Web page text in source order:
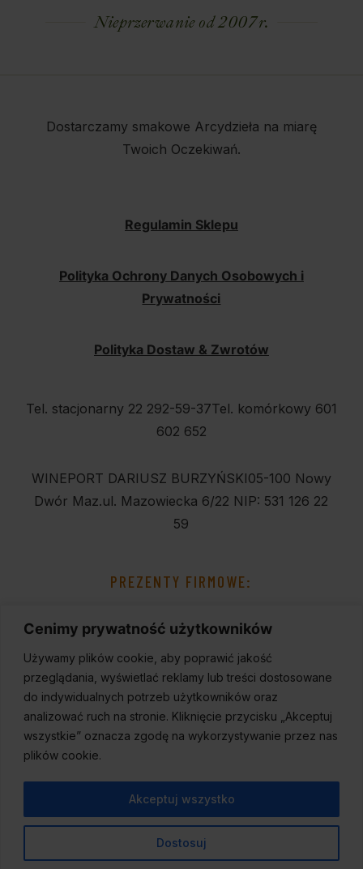
Cenimy prywatność użytkowników
Używamy plików cookie, aby poprawić jakość
przeglądania, wyświetlać reklamy lub treści dostosowane
do indywidualnych potrzeb użytkowników oraz
analizować ruch na stronie. Kliknięcie przycisku „Akceptuj
wszystkie” oznacza zgodę na wykorzystywanie przez nas
plików cookie.
Dostosuj
Akceptuj wszystko
Nieprzerwanie od 2007 r.
Dostarczamy smakowe Arcydzieła na miarę
Twoich Oczekiwań.
Regulamin Sklepu
Polityka Ochrony Danych Osobowych i
Prywatności
Polityka Dostaw & Zwrotów
Tel. stacjonarny 22 292-59-37Tel. komórkowy 601
602 652
WINEPORT DARIUSZ BURZYŃSKI05-100 Nowy
Dwór Maz.ul. Mazowiecka 6/22 NIP: 531 126 22
59
PREZENTY FIRMOWE: